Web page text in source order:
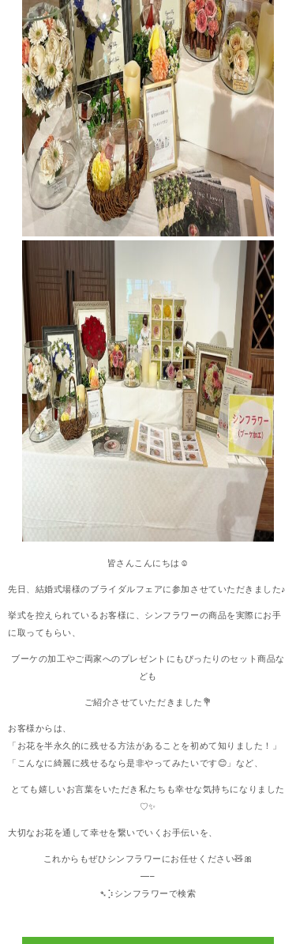
皆さんこんにちは☺︎
先日、結婚式場様のブライダルフェアに参加させていただきました♪
挙式を控えられているお客様に、シンフラワーの商品を実際にお手
に取ってもらい、
ブーケの加工やご両家へのプレゼントにもぴったりのセット商品な
ども
ご紹介させていただきました💐
お客様からは、
「お花を半永久的に残せる方法があることを初めて知りました！」
「こんなに綺麗に残せるなら是非やってみたいです😊」など、
とても嬉しいお言葉をいただき私たちも幸せな気持ちになりました
♡✨
大切なお花を通して幸せを繋いでいくお手伝いを、
これからもぜひシンフラワーにお任せください🧸🎀
—–
➴⡱シンフラワーで検索